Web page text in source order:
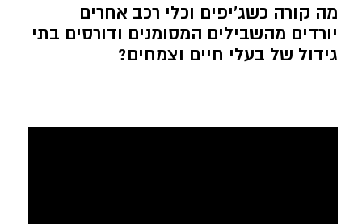
מה קורה כשג'יפים וכלי רכב אחרים
יורדים מהשבילים המסומנים ודורסים בתי
גידול של בעלי חיים וצמחים?